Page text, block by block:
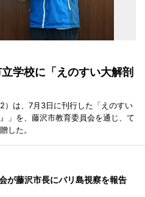
学校に「えのすい大解剖
）は、7月3日に刊行した「えのすい
」を、藤沢市教育委員会を通じ、て
した。
が藤沢市長にバリ島視察を報告